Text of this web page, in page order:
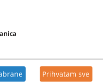
ravnopravnosti u
Prihvatam sve